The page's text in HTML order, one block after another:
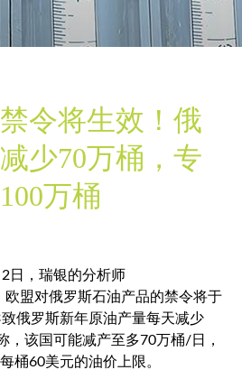
令将生效！俄
少70万桶，专
万桶
日，瑞银的分析师
欧盟对俄罗斯石油产品的禁令将于
俄罗斯新年原油产量每天减少
，该国可能减产至多70万桶/日，
桶60美元的油价上限。